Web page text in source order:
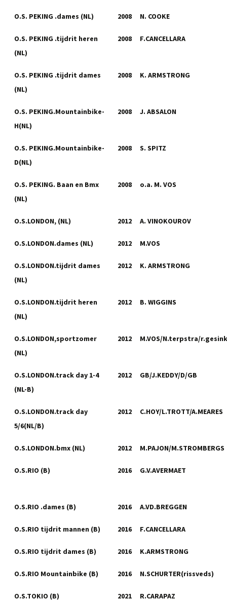
O.S. PEKING .dames (NL) 2008 N. COOKE
O.S. PEKING .tijdrit heren
(NL)
2008 F.CANCELLARA
O.S. PEKING .tijdrit dames
(NL)
2008 K. ARMSTRONG
O.S. PEKING.Mountainbike-
H(NL)
2008 J. ABSALON
O.S. PEKING.Mountainbike-
D(NL)
2008 S. SPITZ
O.S. PEKING. Baan en Bmx
(NL)
2008 o.a. M. VOS
O.S.LONDON, (NL) 2012 A. VINOKOUROV
O.S.LONDON.dames (NL) 2012 M.VOS
O.S.LONDON.tijdrit dames
(NL)
2012 K. ARMSTRONG
O.S.LONDON.tijdrit heren
(NL)
2012 B. WIGGINS
O.S.LONDON,sportzomer
(NL)
2012 M.VOS/N.terpstra/r.gesink
O.S.LONDON.track day 1-4
(NL-B)
2012 GB/J.KEDDY/D/GB
O.S.LONDON.track day
5/6(NL/B)
2012 C.HOY/L.TROTT/A.MEARES
O.S.LONDON.bmx (NL) 2012 M.PAJON/M.STROMBERGS
O.S.RIO (B) 2016 G.V.AVERMAET
O.S.RIO .dames (B) 2016 A.VD.BREGGEN
O.S.RIO tijdrit mannen (B) 2016 F.CANCELLARA
O.S.RIO tijdrit dames (B) 2016 K.ARMSTRONG
O.S.RIO Mountainbike (B) 2016 N.SCHURTER(rissveds)
O.S.TOKIO (B) 2021 R.CARAPAZ